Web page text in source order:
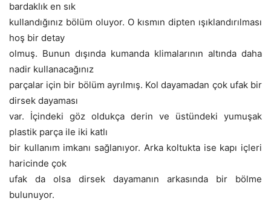
bardaklık en sık
kullandığınız bölüm oluyor. O kısmın dipten ışıklandırılması
hoş bir detay
olmuş. Bunun dışında kumanda klimalarının altında daha
nadir kullanacağınız
parçalar için bir bölüm ayrılmış. Kol dayamadan çok ufak bir
dirsek dayaması
var. İçindeki göz oldukça derin ve üstündeki yumuşak
plastik parça ile iki katlı
bir kullanım imkanı sağlanıyor. Arka koltukta ise kapı içleri
haricinde çok
ufak da olsa dirsek dayamanın arkasında bir bölme
bulunuyor.